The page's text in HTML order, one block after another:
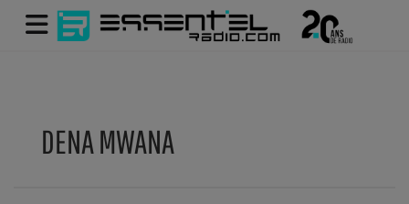
DENA MWANA